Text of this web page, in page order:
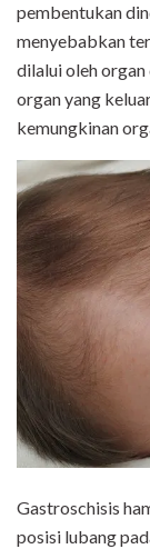
pembentukan
menyebabkan
dilalui oleh organ
organ yang
kemungkinan
Gastroschisis
posisi lubang